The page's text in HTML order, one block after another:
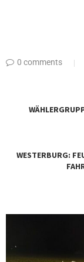
0 comments
WESTERBURG: